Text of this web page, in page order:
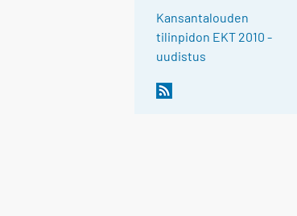
Kansantalouden
tilinpidon EKT 2010 -
uudistus